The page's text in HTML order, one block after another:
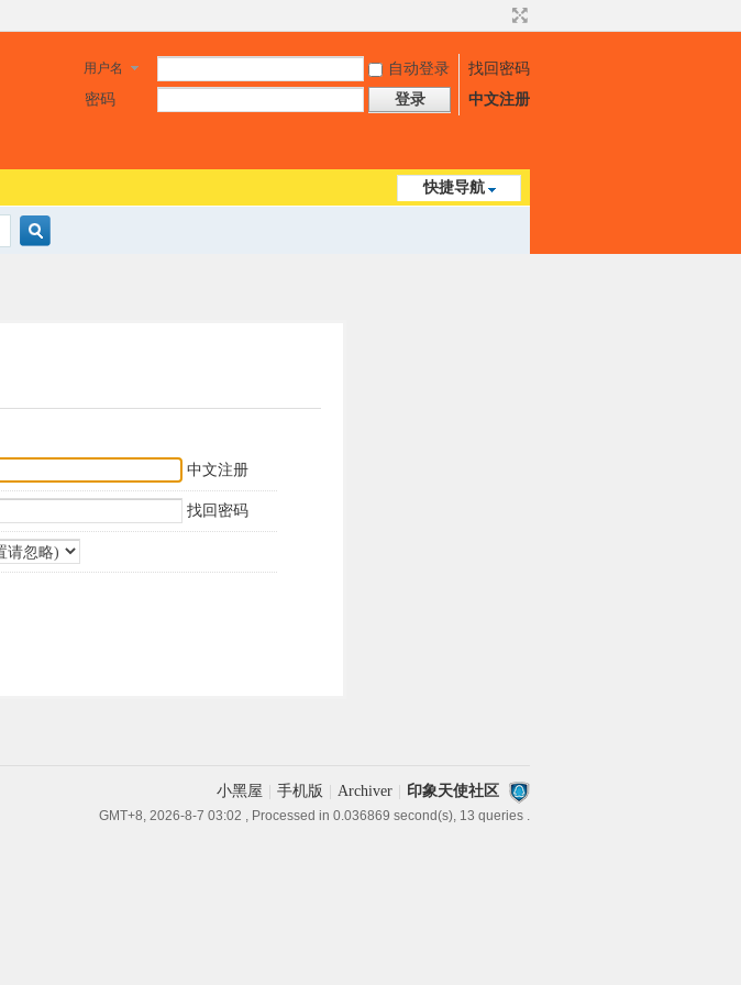
用户名 自动登录
找回密码
密码
登录 中文注册
快捷导航
中文注册
找回密码
小黑屋 手机版 Archiver 印象天使社区
GMT+8, 2026-8-7 03:02 , Processed in 0.036869 second(s), 13 queries .